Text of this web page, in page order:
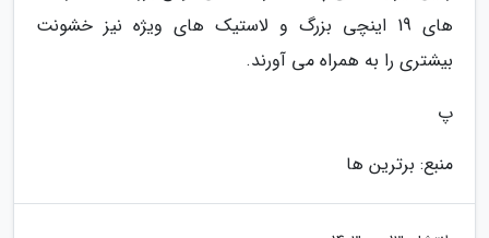
های 19 اینچی بزرگ و لاستیک های ویژه نیز خشونت
بیشتری را به همراه می آورند.
پ
منبع: برترین ها